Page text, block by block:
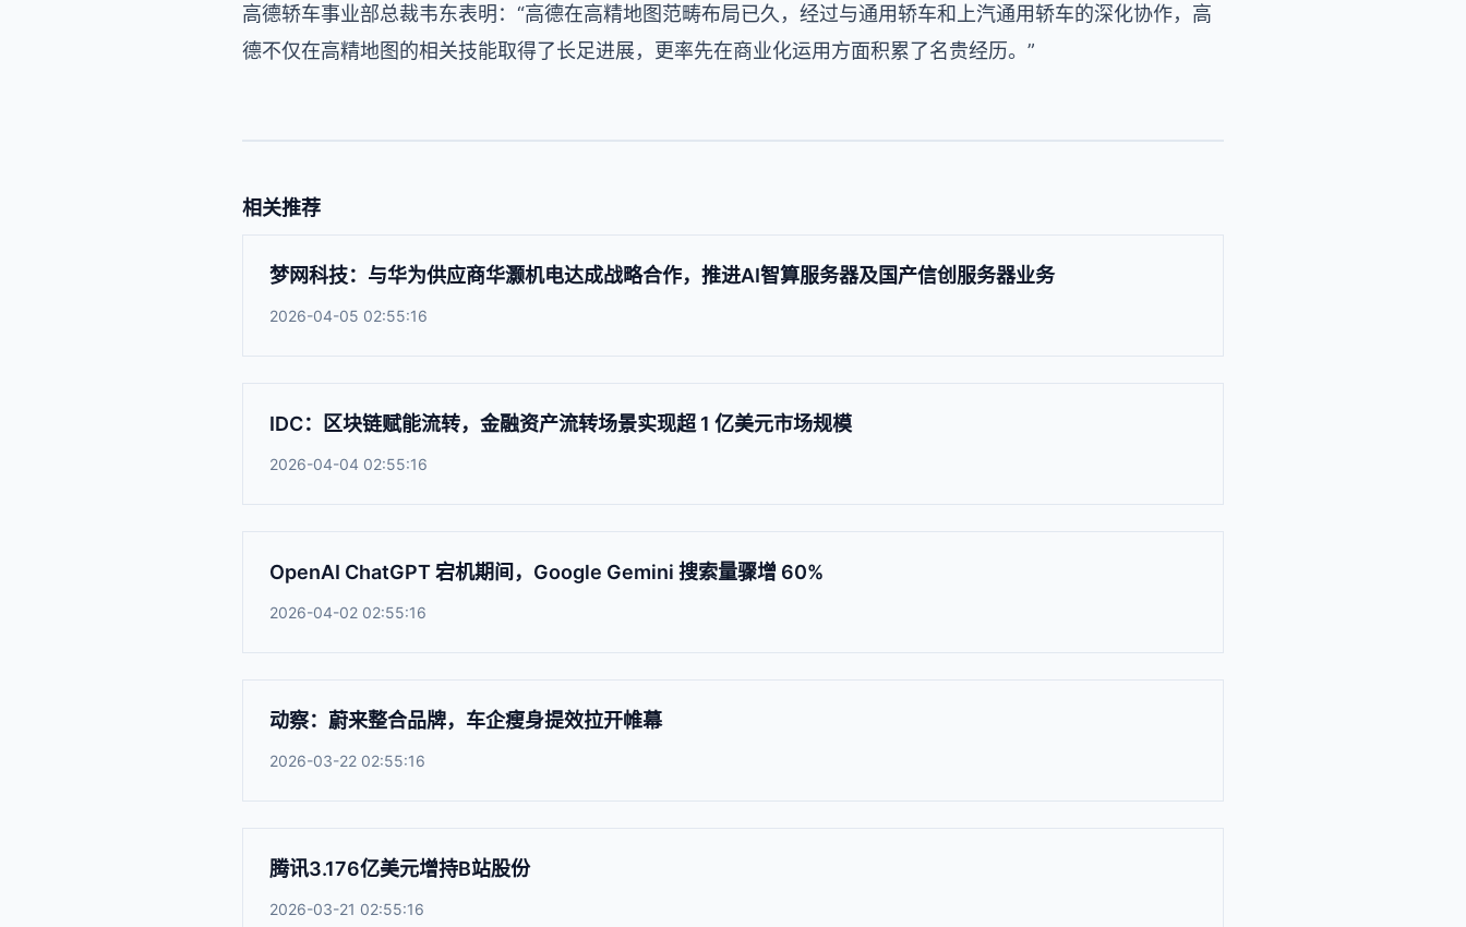
高德轿车事业部总裁韦东表明：“高德在高精地图范畴布局已久，经过与通用轿车和上汽通用轿车的深化协作，高
德不仅在高精地图的相关技能取得了长足进展，更率先在商业化运用方面积累了名贵经历。”
相关推荐
梦网科技：与华为供应商华灏机电达成战略合作，推进AI智算服务器及国产信创服务器业务
2026-04-05 02:55:16
IDC：区块链赋能流转，金融资产流转场景实现超 1 亿美元市场规模
2026-04-04 02:55:16
OpenAI ChatGPT 宕机期间，Google Gemini 搜索量骤增 60%
2026-04-02 02:55:16
动察：蔚来整合品牌，车企瘦身提效拉开帷幕
2026-03-22 02:55:16
腾讯3.176亿美元增持B站股份
2026-03-21 02:55:16